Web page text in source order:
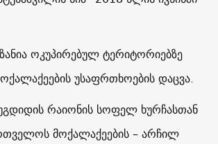
ოკუპირებულ ტერიტორიებზე
უსაფრთხოების დაცვა.
რაიონის სოფელ ხურჩასთან
მოქალაქეების – არჩილ